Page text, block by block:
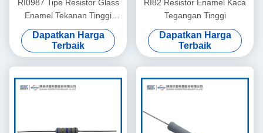
RI0987 Tipe Resistor Glass
Enamel Tekanan Tinggi
Tetap
Dapatkan Harga
Terbaik
RI82 Resistor Enamel Kaca
Tegangan Tinggi
Dapatkan Harga
Terbaik